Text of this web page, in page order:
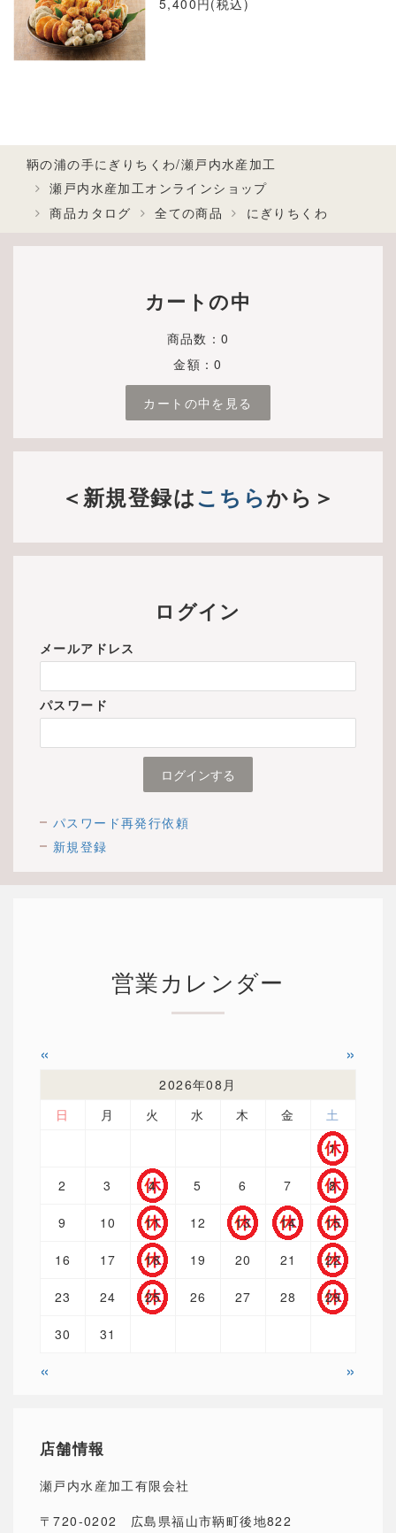
5,400円(税込)
鞆の浦の手にぎりちくわ/瀬戸内水産加工
瀬戸内水産加工オンラインショップ
商品カタログ
全ての商品 にぎりちくわ
カートの中
商品数：0
金額：0
カートの中を見る
＜新規登録はこちらから＞
ログイン
メールアドレス
パスワード
パスワード再発行依頼
新規登録
営業カレンダー
« »
2026年08月
日
月 火 水 木 金
土
1
2 3 4 5 6 7 8
9 10 11 12 13 14 15
16 17 18 19 20 21 22
23 24 25 26 27 28 29
30 31
« »
店舗情報
瀬戸内水産加工有限会社
〒720-0202 広島県福山市鞆町後地822